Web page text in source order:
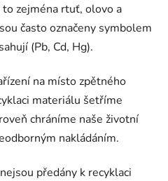
zejména rtuť, olovo a
často označeny symbolem
(Pb, Cd, Hg).
na místo zpětného
materiálu šetříme
chráníme naše životní
nakládáním.
předány k recyklaci